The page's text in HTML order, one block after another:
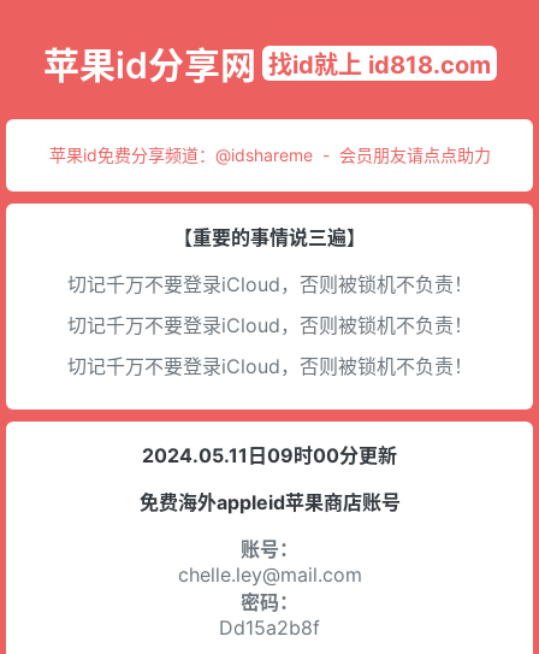
苹果id分享网 找id就上 id818.com
苹果id免费分享频道： @idshareme- 会员朋友请点点助力
【重要的事情说三遍】
切记千万不要登录iCloud，否则被锁机不负责！
切记千万不要登录iCloud，否则被锁机不负责！
切记千万不要登录iCloud，否则被锁机不负责！
2024.05.11日09时00分更新
免费海外appleid苹果商店账号
账号：
chelle.ley@mail.com
密码：
Dd15a2b8f